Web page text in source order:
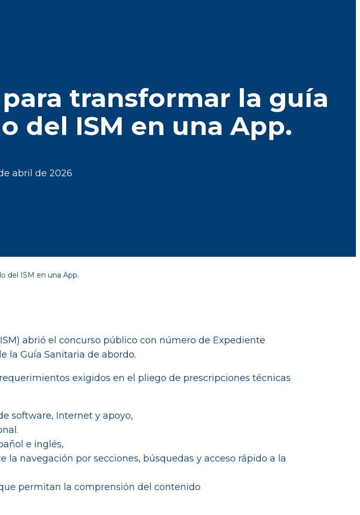
transformar la guía
del ISM en una App.
abril de 2026
del ISM en una App.
abrió el concurso público con número de Expediente
la Guía Sanitaria de abordo.
exigidos en el pliego de prescripciones técnicas
software, Internet y apoyo,
e inglés,
navegación por secciones, búsquedas y acceso rápido a la
permitan la comprensión del contenido